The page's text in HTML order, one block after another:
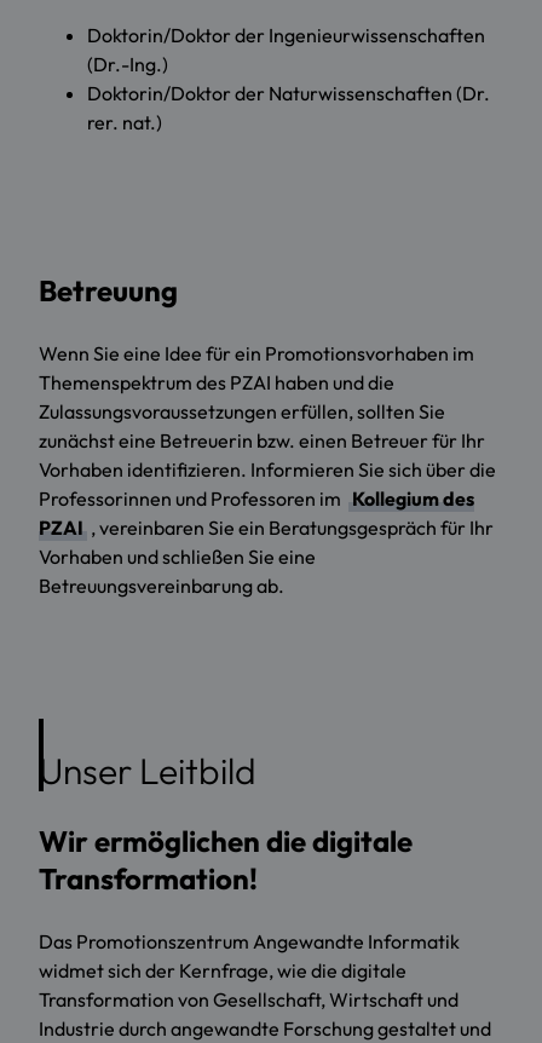
Doktorin/Doktor der Ingenieurwissenschaften
(Dr.-Ing.)
Doktorin/Doktor der Naturwissenschaften (Dr.
rer. nat.)
Betreuung
Wenn Sie eine Idee für ein Promotionsvorhaben im
Themenspektrum des PZAI haben und die
Zulassungsvoraussetzungen erfüllen, sollten Sie
zunächst eine Betreuerin bzw. einen Betreuer für Ihr
Vorhaben identifizieren. Informieren Sie sich über die
Professorinnen und Professoren im Kollegium des
PZAI , vereinbaren Sie ein Beratungsgespräch für Ihr
Vorhaben und schließen Sie eine
Betreuungsvereinbarung ab.
Unser Leitbild
Wir ermöglichen die digitale
Transformation!
Das Promotionszentrum Angewandte Informatik
widmet sich der Kernfrage, wie die digitale
Transformation von Gesellschaft, Wirtschaft und
Industrie durch angewandte Forschung gestaltet und